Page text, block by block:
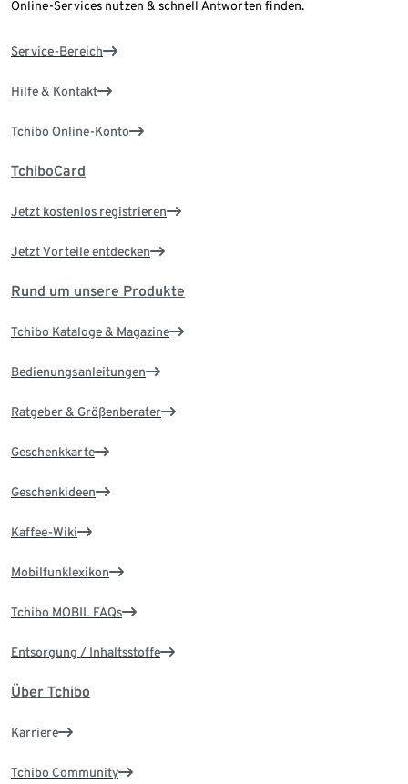
Online-Services nutzen & schnell Antworten finden.
Service-Bereich
Hilfe & Kontakt
Tchibo Online-Konto
TchiboCard
Jetzt kostenlos registrieren
Jetzt Vorteile entdecken
Rund um unsere Produkte
Tchibo Kataloge & Magazine
Bedienungsanleitungen
Ratgeber & Größenberater
Geschenkkarte
Geschenkideen
Kaffee-Wiki
Mobilfunklexikon
Tchibo MOBIL FAQs
Entsorgung / Inhaltsstoffe
Über Tchibo
Karriere
Tchibo Community